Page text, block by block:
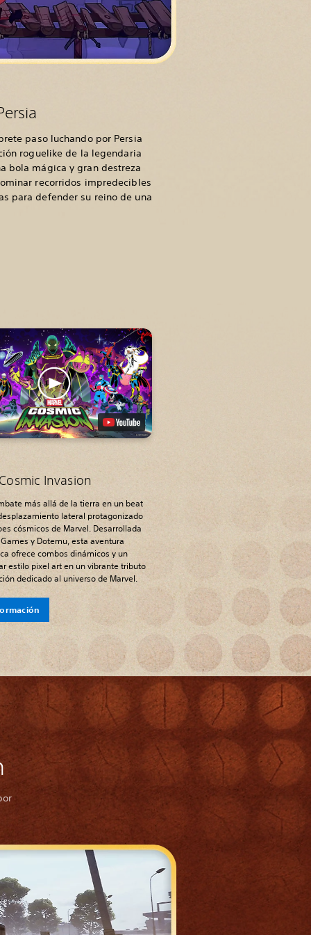
paso luchando por Persia
roguelike de la legendaria
bola mágica y gran destreza
recorridos impredecibles
para defender su reino de una
Invasion
más allá de la tierra en un beat
lateral protagonizado
cósmicos de Marvel. Desarrollada
y Dotemu, esta aventura
ofrece combos dinámicos y un
estilo pixel art en un vibrante tributo
dedicado al universo de Marvel.